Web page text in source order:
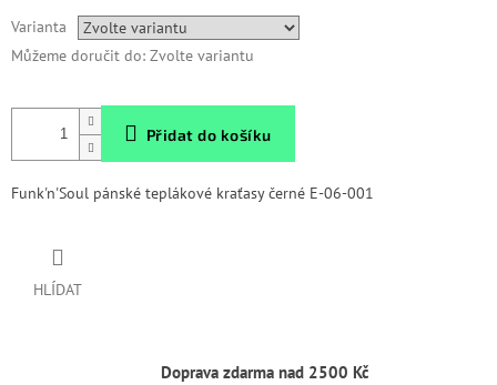
cena:
Varianta
Můžeme doručit do: Zvolte variantu
Přidat do košíku
Funk'n'Soul pánské teplákové kraťasy černé E-06-001
HLÍDAT
Doprava zdarma nad 2500 Kč